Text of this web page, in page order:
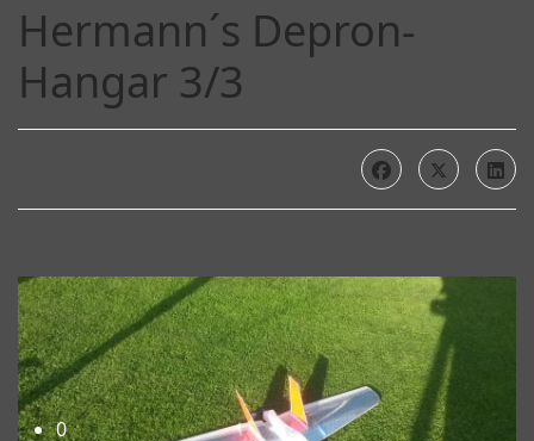
Herzlich Willkommen beim FMC-Rheine e.V.!
0
Hermann´s Depron-
Hangar 3/3